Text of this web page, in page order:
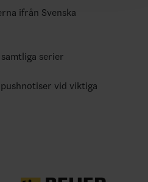
ifrån Svenska
serier
vid viktiga